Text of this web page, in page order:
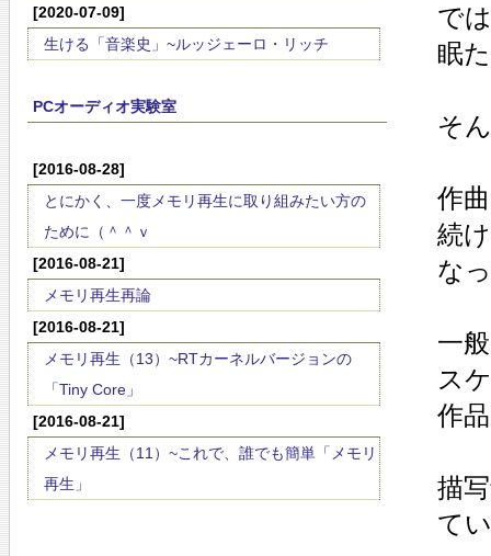
[2020-07-09]
生ける「音楽史」~ルッジェーロ・リッチ
PCオーディオ実験室
[2016-08-28]
とにかく、一度メモリ再生に取り組みたい方の
ために（＾＾ｖ
[2016-08-21]
メモリ再生再論
[2016-08-21]
メモリ再生（13）~RTカーネルバージョンの
「Tiny Core」
[2016-08-21]
メモリ再生（11）~これで、誰でも簡単「メモリ
再生」
で
眠
そ
作
続
な
一
ス
作
描
て